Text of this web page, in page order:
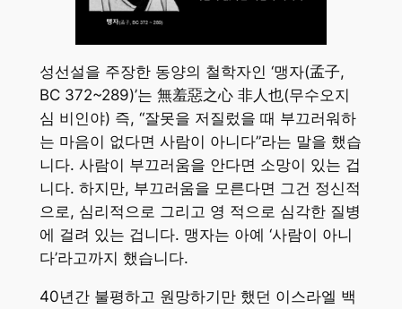
성선설을 주장한 동양의 철학자인 ‘맹자(孟子,
BC 372~289)’는 無羞惡之心 非人也(무수오지
심 비인야) 즉, “잘못을 저질렀을 때 부끄러워하
는 마음이 없다면 사람이 아니다”라는 말을 했습
니다. 사람이 부끄러움을 안다면 소망이 있는 겁
니다. 하지만, 부끄러움을 모른다면 그건 정신적
으로, 심리적으로 그리고 영 적으로 심각한 질병
에 걸려 있는 겁니다. 맹자는 아예 ‘사람이 아니
다’라고까지 했습니다.
40년간 불평하고 원망하기만 했던 이스라엘 백